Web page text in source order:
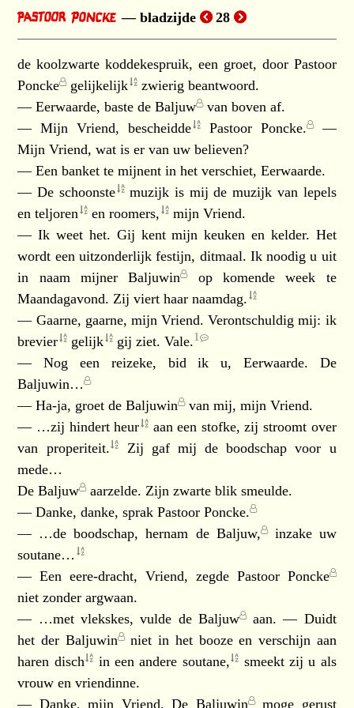
bladzijde 28
de koolzwarte koddekespruik, een groet, door Pastoor
Poncke
gelijkelijk
zwierig beantwoord.
— Eerwaarde, baste deBaljuw van boven af.
— Mijn Vriend,bescheidde Pastoor Poncke. —
Mijn Vriend, wat is er van uw believen?
— Een banket te mijnent in het verschiet, Eerwaarde.
— De schoonste muzijk is mij de muzijk van lepels
enteljoren enroomers,
mijn Vriend.
— Ik weet het. Gij kent mijn keuken en kelder. Het
wordt een uitzonderlijk festijn, ditmaal. Ik noodig u uit
in naam mijnerBaljuwin op komende week te
Maandagavond. Zij viert haarnaamdag.
— Gaarne, gaarne, mijn Vriend. Verontschuldig mij: ik
brevier
gelijk gij ziet. Vale.1
— Nog een reizeke, bid ik u, Eerwaarde. De
Baljuwin…
— Ha-ja, groet deBaljuwin van mij, mijn Vriend.
— …zij hindertheur
aan een stofke, zij stroomt over
van properiteit.
Zij gaf mij de boodschap voor u
mede…
DeBaljuw aarzelde. Zijn zwarte blik smeulde.
— Danke, danke, sprakPastoor Poncke.
— …de boodschap, hernam de Baljuw, inzake uw
soutane…
— Een eere-dracht, Vriend, zegde Pastoor Poncke
niet zonder argwaan.
— …met vlekskes, vulde de Baljuw aan. — Duidt
het der Baljuwin niet in het booze en verschijn aan
haren disch in een andere soutane,
smeekt zij u als
vrouw en vriendinne.
— Danke, mijn Vriend. De Baljuwin moge gerust